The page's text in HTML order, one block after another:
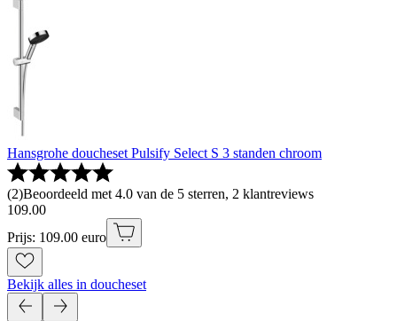
Hansgrohe doucheset Pulsify Select S 3 standen chroom
(2)Beoordeeld met 4.0 van de 5 sterren, 2 klantreviews
109.00
Prijs: 109.00 euro
Bekijk alles in doucheset